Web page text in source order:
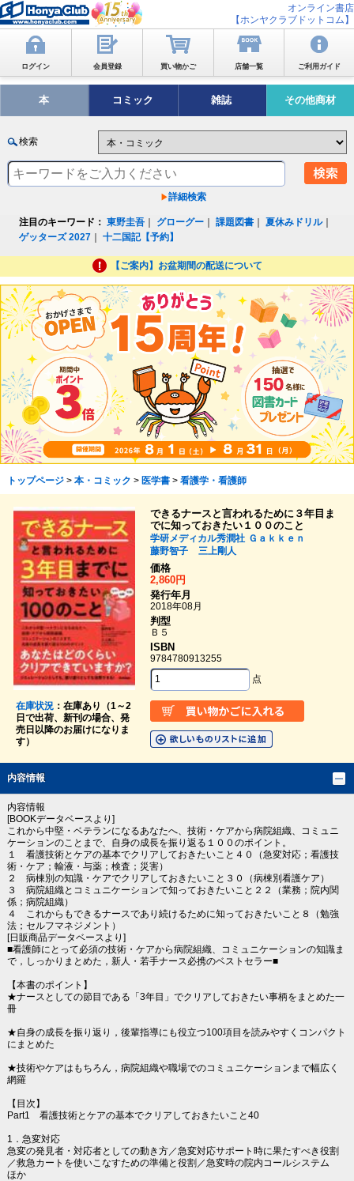
オンライン書店
【ホンヤクラブドットコム】
ログイン 会員登録 買い物かご 店舗一覧 ご利用ガイド
本 コミック 雑誌 その他商材
検索
詳細検索
注目のキーワード： 東野圭吾 グローグー ｜課題図書 ｜夏休みドリル｜
ゲッターズ 2027 ｜十二国記【予約】
【ご案内】お盆期間の配送について
トップページ> 本・コミック > 医学書> 看護学・看護師
在庫状況：在庫あり（1～2
日で出荷、新刊の場合、発
売日以降のお届けになりま
す）
できるナースと言われるために３年目ま
でに知っておきたい１００のこと
学研メディカル秀潤社 Ｇａｋｋｅｎ
藤野智子
三上剛人
価格
2,860円
発行年月
2018年08月
判型
Ｂ５
ISBN
9784780913255
点
内容情報
内容情報
[BOOKデータベースより]
これから中堅・ベテランになるあなたへ、技術・ケアから病院組織、コミュニ
ケーションのことまで、自身の成長を振り返る１００のポイント。
１ 看護技術とケアの基本でクリアしておきたいこと４０（急変対応；看護技
術・ケア；輸液・与薬；検査；災害）
２ 病棟別の知識・ケアでクリアしておきたいこと３０（病棟別看護ケア）
３ 病院組織とコミュニケーションで知っておきたいこと２２（業務；院内関
係；病院組織）
４ これからもできるナースであり続けるために知っておきたいこと８（勉強
法；セルフマネジメント）
[日販商品データベースより]
■看護師にとって必須の技術・ケアから病院組織、コミュニケーションの知識ま
で，しっかりまとめた，新人・若手ナース必携のベストセラー■
【本書のポイント】
★ナースとしての節目である「3年目」でクリアしておきたい事柄をまとめた一
冊
★自身の成長を振り返り，後輩指導にも役立つ100項目を読みやすくコンパクト
にまとめた
★技術やケアはもちろん，病院組織や職場でのコミュニケーションまで幅広く
網羅
【目次】
Part1 看護技術とケアの基本でクリアしておきたいこと40
1．急変対応
急変の発見者・対応者としての動き方／急変対応サポート時に果たすべき役割
／救急カートを使いこなすための準備と役割／急変時の院内コールシステム
ほか